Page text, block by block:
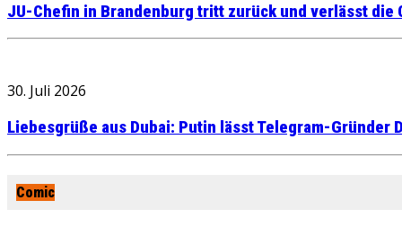
JU-Chefin in Brandenburg tritt zurück und verlässt die
30. Juli 2026
Liebesgrüße aus Dubai: Putin lässt Telegram-Gründer
Comic